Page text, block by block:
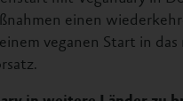
einen
veganen Start in
in weitere Länder zu